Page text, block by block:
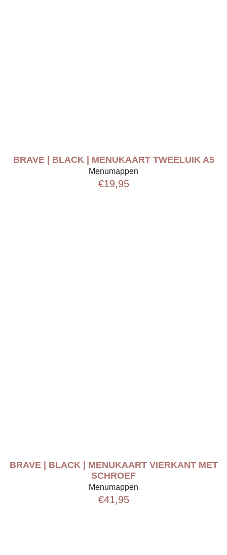
BRAVE | BLACK | MENUKAART TWEELUIK A5
Menumappen
€19,95
BRAVE | BLACK | MENUKAART VIERKANT MET
SCHROEF
Menumappen
€41,95